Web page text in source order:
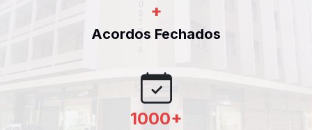
+
Acordos Fechados
1000+